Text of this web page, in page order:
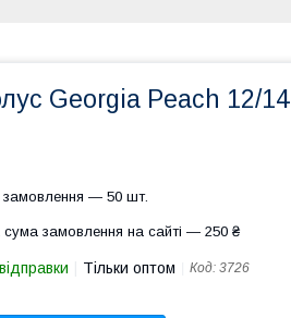
Georgia Peach 12/14
замовлення — 50 шт.
сума замовлення на сайті — 250 ₴
Тільки оптом Код: 3726